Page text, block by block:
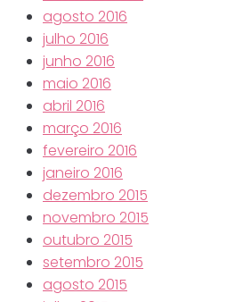
agosto 2016
julho 2016
junho 2016
maio 2016
abril 2016
março 2016
fevereiro 2016
janeiro 2016
dezembro 2015
novembro 2015
outubro 2015
setembro 2015
agosto 2015